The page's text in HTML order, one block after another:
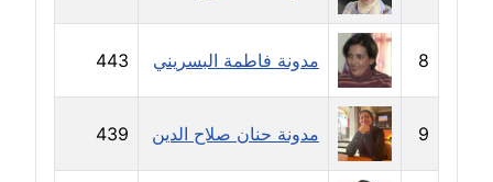
مدونة حنان الهواري
عاملة
مدونة حنان صلاح الدين
عاملة
8 مدونة فاطمة البسريني 443
9 مدونة حنان صلاح الدين 439